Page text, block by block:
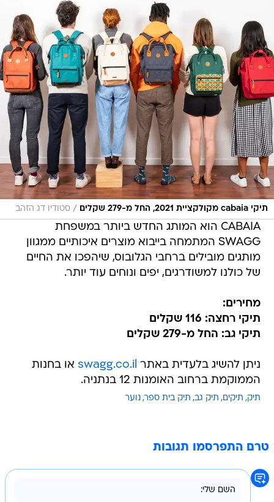
תיקי cabaia מקולקציית 2021, החל מ-279 שקלים / סטודיו דג הזהב
CABAIA הוא המותג החדש ביותר במשפחת
SWAGG המתמחה בייבוא מוצרים איכותיים ממגוון
מותגים מובילים ברחבי הגלובוס, שיהפכו את החיים
של כולנו למשודרגים, יפים ונוחים עוד יותר.
מחירים:
תיקי רחצה: 116 שקלים
תיקי גב: החל מ-279 שקלים
ניתן להשיג בלעדית באתר swagg.co.il או בחנות
הממוקמת ברחוב האומנות 12 בנתניה.
תיק תיקים תיק גב תיק בית ספר נוער
טרם התפרסמו תגובות